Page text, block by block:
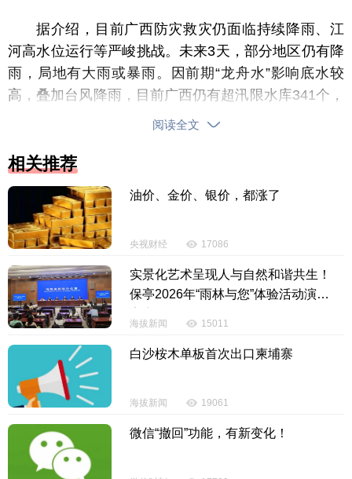
据介绍，目前广西防灾救灾仍面临持续降雨、江
河高水位运行等严峻挑战。未来3天，部分地区仍有降
雨，局地有大雨或暴雨。因前期“龙舟水”影响底水较
高，叠加台风降雨，目前广西仍有超汛限水库341个，
郁江、浔江、黔江等41条河流56个站超警戒水位，一
坡、垮塌的风险很高。下一步，广西将继续做好监测
预警、抢险救援、群众转移安置和灾后恢复重建等工
作，全力保障人民群众生命财产安全。
（原标题：广西强降雨已致6人死亡11人失联）
【责任编辑：刘如英】
投诉电话：0898-65818181
阅读全文
相关推荐
油价、金价、银价，都涨了
央视财经 17086
实景化艺术呈现人与自然和谐共生！
保亭2026年“雨林与您”体验活动演出
海拔新闻 15011
白沙桉木单板首次出口柬埔寨
海拔新闻 19061
微信“撤回”功能，有新变化！